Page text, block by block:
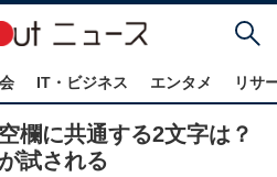
IT・ビジネス エンタメ リサ
欄に共通する2文字は？
試される